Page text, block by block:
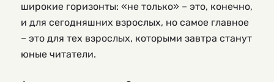
широкие горизонты: «не только» – это, конечно,
и для сегодняшних взрослых, но самое главное
– это для тех взрослых, которыми завтра станут
юные читатели.